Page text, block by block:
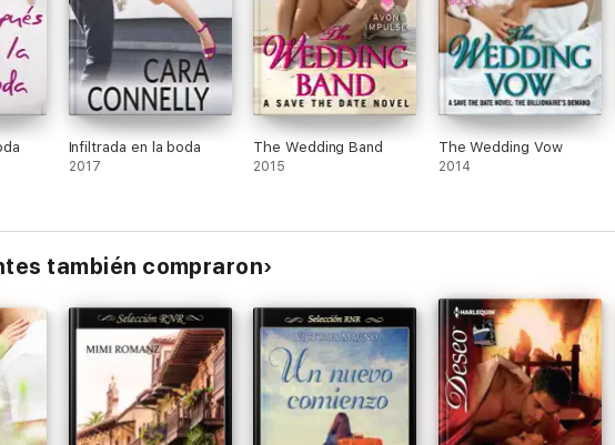
Infiltrada en la boda
2017
The Wedding Band
2015
The Wedding Vow
2014
también compraron